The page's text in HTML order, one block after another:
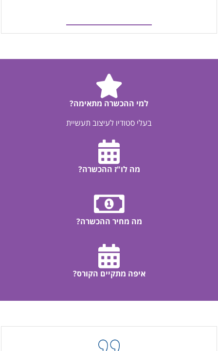
למי ההכשרה מתאימה?
בעלי סטודיו לעיצוב תעשיית
מה לו"ז ההכשרה?
מה מחיר ההכשרה?
איפה מתקיים הקורס?